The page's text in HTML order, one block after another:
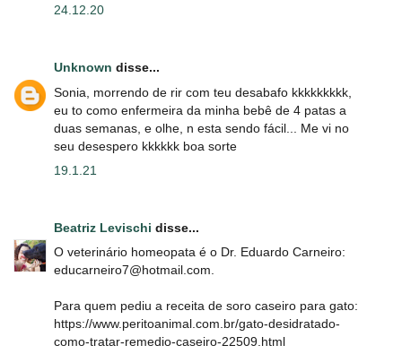
24.12.20
Unknown disse...
Sonia, morrendo de rir com teu desabafo kkkkkkkkk,
eu to como enfermeira da minha bebê de 4 patas a
duas semanas, e olhe, n esta sendo fácil... Me vi no
seu desespero kkkkkk boa sorte
19.1.21
Beatriz Levischi disse...
O veterinário homeopata é o Dr. Eduardo Carneiro:
educarneiro7@hotmail.com.
Para quem pediu a receita de soro caseiro para gato:
https://www.peritoanimal.com.br/gato-desidratado-
como-tratar-remedio-caseiro-22509.html